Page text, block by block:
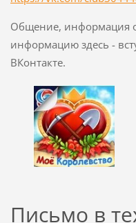
Общение, информация
информацию здесь -
ВКонтакте.
Письмо в